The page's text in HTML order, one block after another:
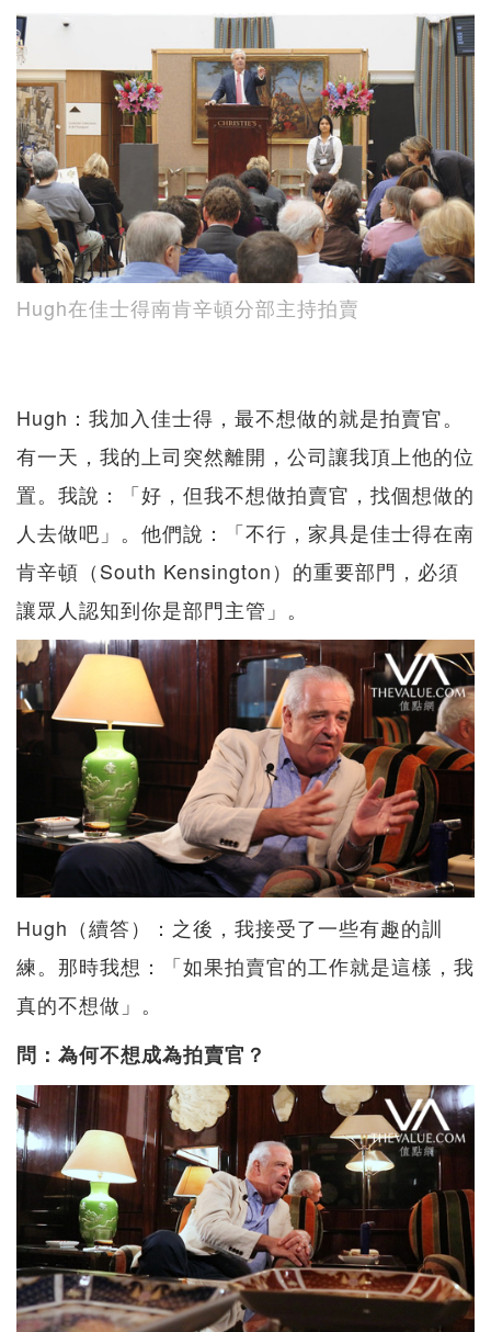
Hugh在佳士得南肯辛頓分部主持拍賣
Hugh：我加入佳士得，最不想做的就是拍賣官。
有一天，我的上司突然離開，公司讓我頂上他的位
置。我說：「好，但我不想做拍賣官，找個想做的
人去做吧」。他們說：「不行，家具是佳士得在南
肯辛頓（South Kensington）的重要部門，必須
讓眾人認知到你是部門主管」。
Hugh（續答）：之後，我接受了一些有趣的訓
練。那時我想：「如果拍賣官的工作就是這樣，我
真的不想做」。
問：為何不想成為拍賣官？